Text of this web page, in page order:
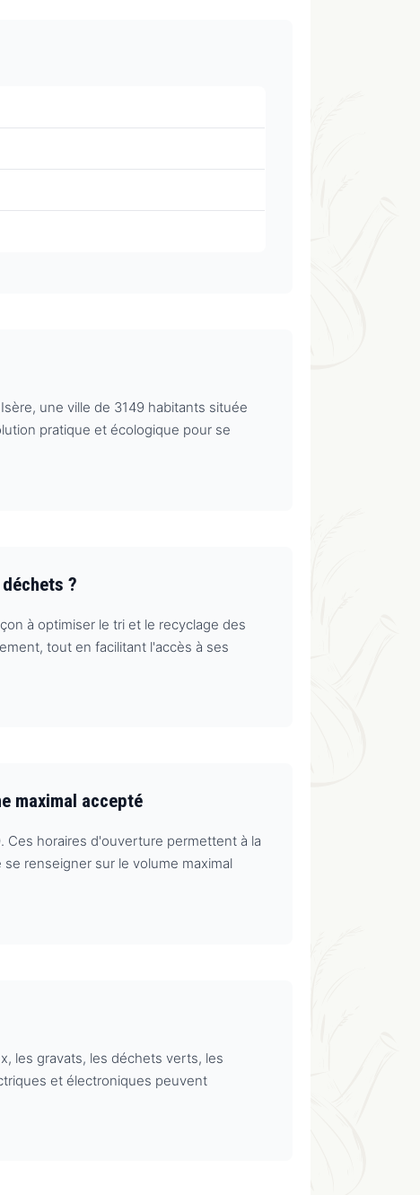
une ville de 3149 habitants située
pratique et écologique pour se
?
à optimiser le tri et le recyclage des
tout en facilitant l'accès à ses
maximal accepté
Ces horaires d'ouverture permettent à la
renseigner sur le volume maximal
les gravats, les déchets verts, les
et électroniques peuvent